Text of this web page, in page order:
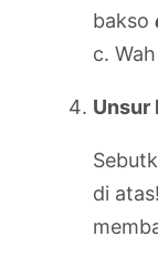
bakso
c. Wah
Unsur
di